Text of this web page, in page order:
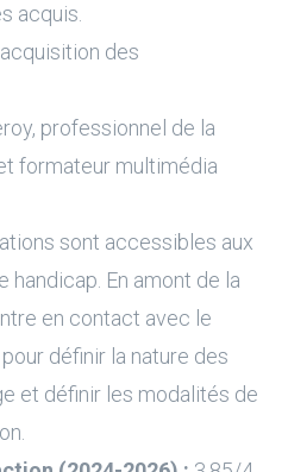
acquis.
des
professionnel de la
formateur multimédia
sont accessibles aux
handicap. En amont de la
en contact avec le
définir la nature des
et définir les modalités de